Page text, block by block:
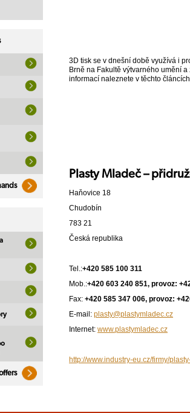
3D tisk se v dnešní době využívá i
Brně na Fakultě výtvarného umění
informací naleznete v těchto
Plasty Mladeč –
Haňovice 18
Chudobín
783 21
Česká republika
Tel.:+420 585 100 311
Mob.:+420 603 240 851, provoz:
Fax: +420 585 347 006, provoz:
E-mail: plasty@plastymladec.cz
Internet: www.plastymladec.cz
http://www.industry-eu.cz/firmy/